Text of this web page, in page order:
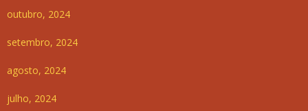
outubro, 2024
setembro, 2024
agosto, 2024
julho, 2024